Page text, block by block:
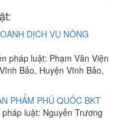
DỊCH VỤ NÔNG
pháp luật: Phạm Văn Viện
Bảo, Huyện Vĩnh Bảo,
PHẨM PHÚ QUỐC BKT
luật: Nguyễn Trương